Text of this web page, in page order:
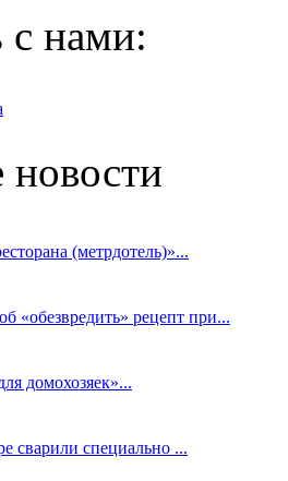
с нами:
(метрдотель)»...
«обезвредить» рецепт при...
домохозяек»...
сварили специально ...